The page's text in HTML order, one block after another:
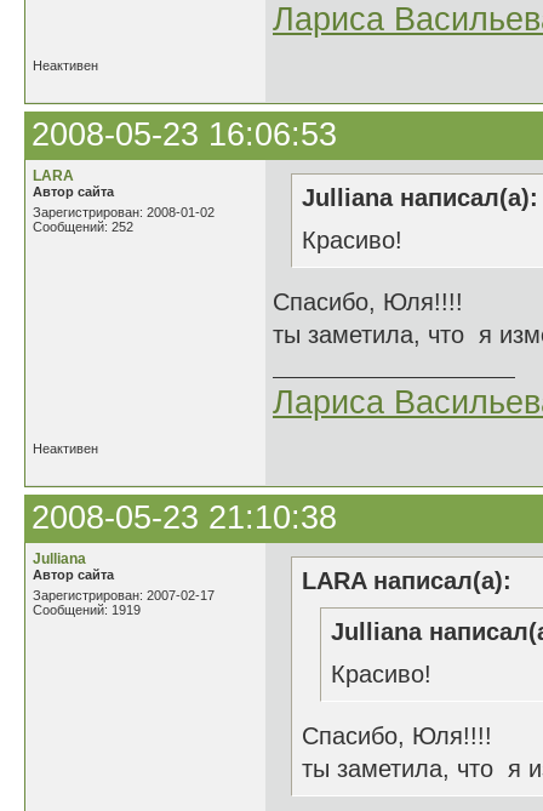
Лариса
Неактивен
2008-05-23 16:06:53
LARA
Автор сайта
Зарегистрирован: 2008-01-02
Сообщений: 252
Julliana написал(а):
Красиво!
Спасибо, Юля!!!!
ты заметила, что я
Лариса
Неактивен
2008-05-23 21:10:38
Julliana
Автор сайта
Зарегистрирован: 2007-02-17
Сообщений: 1919
LARA написал(а):
Julliana
Красиво!
Спасибо, Юля!!!!
ты заметила, что я